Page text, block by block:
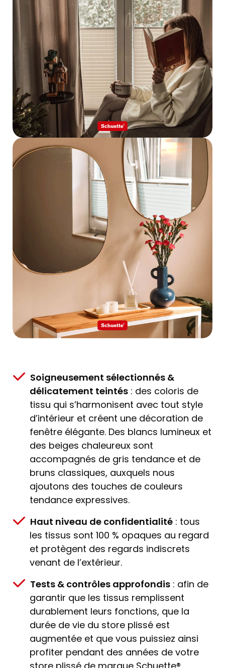
Soigneusement sélectionnés &
délicatement teintés : des coloris de
tissu qui s’harmonisent avec tout style
d’intérieur et créent une décoration de
fenêtre élégante. Des blancs lumineux et
des beiges chaleureux sont
accompagnés de gris tendance et de
bruns classiques, auxquels nous
ajoutons des touches de couleurs
tendance expressives.
Haut niveau de confidentialité : tous
les tissus sont 100 % opaques au regard
et protègent des regards indiscrets
venant de l’extérieur.
Tests & contrôles approfondis : afin de
garantir que les tissus remplissent
durablement leurs fonctions, que la
durée de vie du store plissé est
augmentée et que vous puissiez ainsi
profiter pendant des années de votre